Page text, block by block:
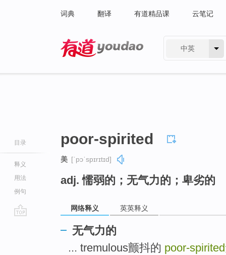
词典 翻译 有道精品课 云笔记
中英
目录
释义
用法
例句
poor-spirited
美 [ˈpɔˈspɪrɪtɪd]
adj. 懦弱的；无气力的；卑劣的
网络释义 英英释义
无气力的
... tremulous颤抖的 poor-spirited